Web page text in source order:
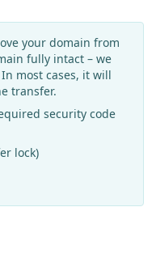
your domain from
fully intact – we
most cases, it will
transfer.
security code
lock)